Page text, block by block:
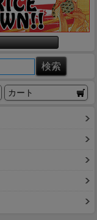
カート